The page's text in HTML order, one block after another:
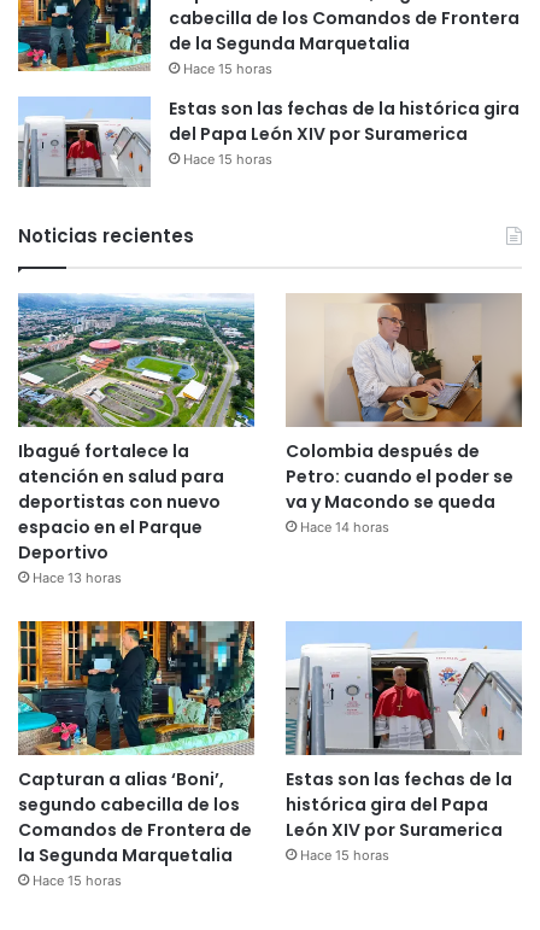
cabecilla de los Comandos de Frontera
de la Segunda Marquetalia
Hace 15 horas
Estas son las fechas de la histórica gira
del Papa León XIV por Suramerica
Hace 15 horas
Noticias recientes
Ibagué fortalece la
atención en salud para
deportistas con nuevo
espacio en el Parque
Deportivo
Hace 13 horas
Colombia después de
Petro: cuando el poder se
va y Macondo se queda
Hace 14 horas
Capturan a alias ‘Boni’,
segundo cabecilla de los
Comandos de Frontera de
la Segunda Marquetalia
Hace 15 horas
Estas son las fechas de la
histórica gira del Papa
León XIV por Suramerica
Hace 15 horas